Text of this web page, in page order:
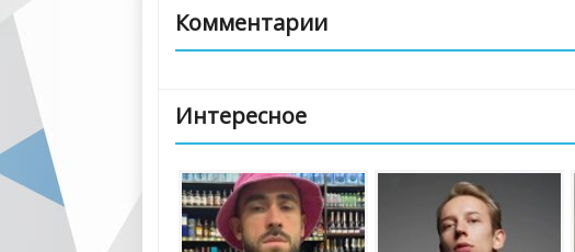
Комментарии
Интересное